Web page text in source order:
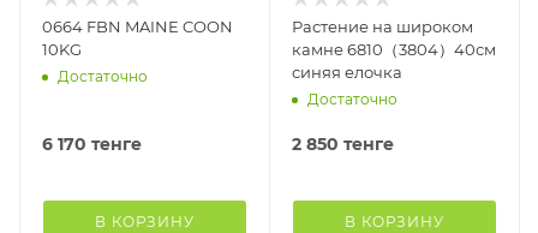
0664 FBN MAINE COON
10KG
Достаточно
6 170 тенге
В КОРЗИНУ
Растение на широком
камне 6810（3804）40см
синяя елочка
Достаточно
2 850 тенге
В КОРЗИНУ